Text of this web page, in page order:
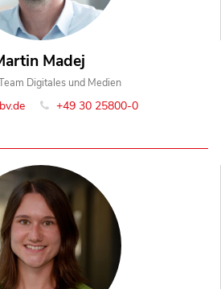
Madej
Digitales und Medien
+49 30 25800-0